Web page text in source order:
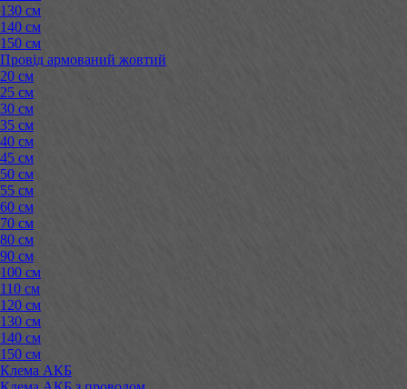
130 см
140 см
150 см
Провід армований жовтий
20 см
25 см
30 см
35 см
40 см
45 см
50 см
55 см
60 см
70 см
80 см
90 см
100 см
110 см
120 см
130 см
140 см
150 см
Клема АКБ